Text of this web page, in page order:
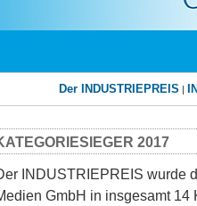
Der INDUSTRIEPREIS |
2017
INDUSTRIEPREIS wurde
GmbH in insgesamt